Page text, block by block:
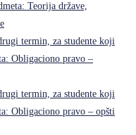
Teorija države,
termin, za studente koji
Obligaciono pravo –
termin, za studente koji
Obligaciono pravo – opšti